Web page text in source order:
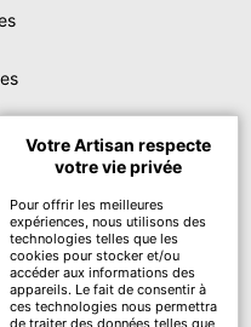
Votre Artisan respecte
votre vie privée
Pour offrir les meilleures
expériences, nous utilisons des
technologies telles que les
cookies pour stocker et/ou
accéder aux informations des
appareils. Le fait de consentir à
ces technologies nous permettra
de traiter des données telles que